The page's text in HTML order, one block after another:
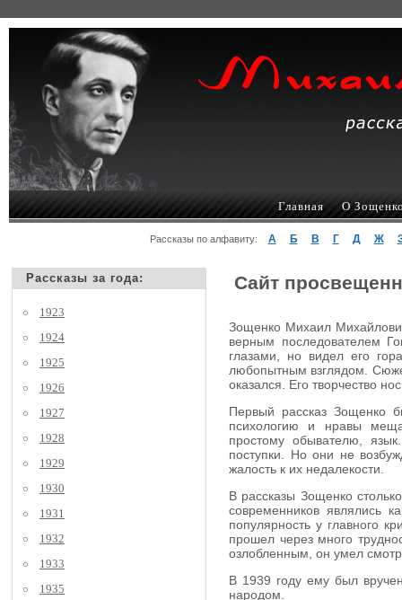
Главная О
Рассказы по алфавиту: А Б В Г Д Ж
Рассказы за года:
1923
1924
1925
1926
1927
1928
1929
1930
1931
1932
1933
1935
Сайт
Зощенко Михаил
верным последователем
глазами, но видел его
любопытным взглядом.
оказался. Его творчество
Первый рассказ Зощенко
психологию и нравы
простому обывателю,
поступки. Но они не
жалость к их недалекости.
В рассказы Зощенко
современников являлись
популярность у главного
прошел через много
озлобленным, он умел
В 1939 году ему был
народом.